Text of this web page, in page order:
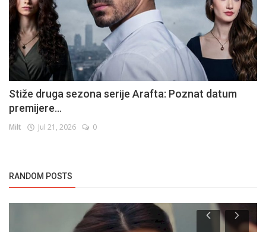
Stiže druga sezona serije Arafta: Poznat datum
premijere...
Milt Jul 21, 2026 0
RANDOM POSTS